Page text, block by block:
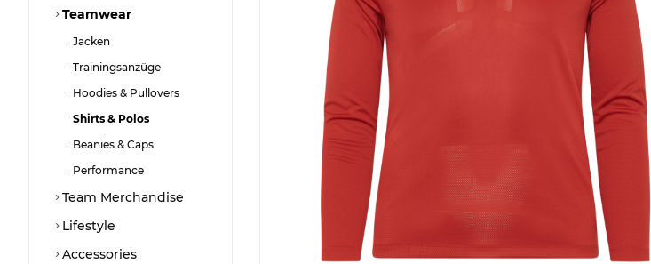
Teamwear
Jacken
Trainingsanzüge
Hoodies & Pullovers
Shirts & Polos
Beanies & Caps
Performance
Team Merchandise
Lifestyle
Accessories